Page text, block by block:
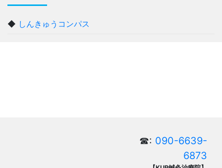
◆ しんきゅうコンパス
☎: 090-6639-
6873